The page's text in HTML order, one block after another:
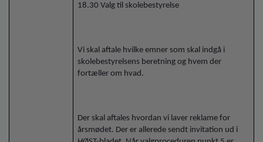
18.30 Valg til skolebestyrelse
Vi skal aftale hvilke emner som skal indgå i
skolebestyrelsens beretning og hvem der
fortæller om hvad.
Der skal aftales hvordan vi laver reklame for
årsmødet. Der er allerede sendt invitation ud i